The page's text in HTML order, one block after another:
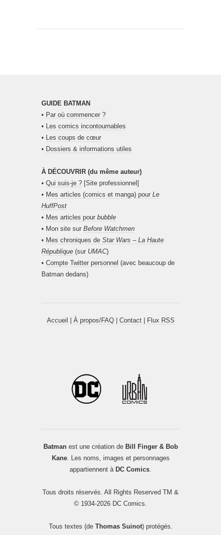
GUIDE BATMAN
• Par où commencer ?
• Les comics incontournables
• Les coups de cœur
• Dossiers & informations utiles
À DÉCOUVRIR (du même auteur)
• Qui suis-je ? [Site professionnel]
• Mes articles (comics et manga) pour Le
HuffPost
• Mes articles pour bubble
• Mon site sur Before Watchmen
• Mes chroniques de Star Wars – La Haute
République (sur UMAC)
• Compte Twitter personnel (avec beaucoup de
Batman dedans)
Accueil À propos/FAQ| Contact| Flux RSS
Batmanest une création de Bill Finger & Bob
Kane. Les noms, images et personnages
appartiennent à DC Comics.
Tous droits réservés. All Rights Reserved TM &
© 1934-2026 DC Comics.
Tous textes (de Thomas Suinot) protégés.